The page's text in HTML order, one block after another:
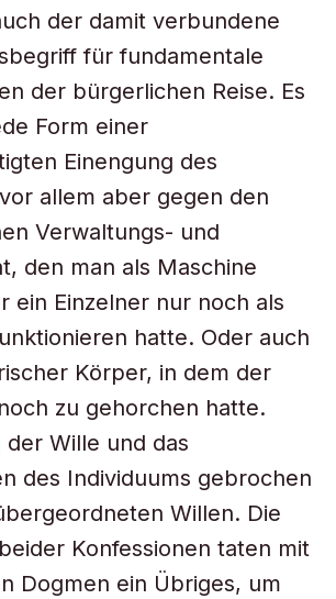
der damit verbundene
für fundamentale
der bürgerlichen Reise. Es
Form einer
Einengung des
allem aber gegen den
Verwaltungs- und
den man als Maschine
ein Einzelner nur noch als
hatte. Oder auch
Körper, in dem der
zu gehorchen hatte.
Wille und das
des Individuums gebrochen
Willen. Die
Konfessionen taten mit
Dogmen ein Übriges, um